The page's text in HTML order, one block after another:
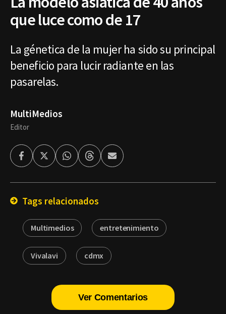
que luce como de 17
La génetica de la mujer ha sido su principal
beneficio para lucir radiante en las
pasarelas.
MultiMedios
Editor
FacebookTwitterWhatsappThreadsEnviar
por
Tags relacionados
Multimedios entretenimiento
Vivalavi cdmx
Ver Comentarios